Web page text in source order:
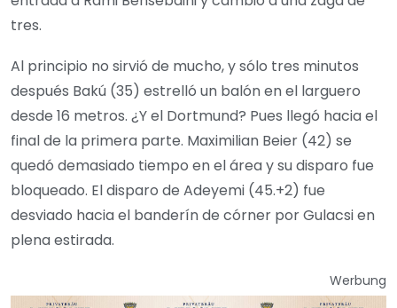
tres.
Al principio no sirvió de mucho, y sólo tres minutos
después Bakú (35) estrelló un balón en el larguero
desde 16 metros. ¿Y el Dortmund? Pues llegó hacia el
final de la primera parte. Maximilian Beier (42) se
quedó demasiado tiempo en el área y su disparo fue
bloqueado. El disparo de Adeyemi (45.+2) fue
desviado hacia el banderín de córner por Gulacsi en
plena estirada.
Werbung